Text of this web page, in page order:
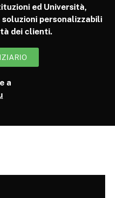
ed Università,
personalizzabili
dei clienti.
a